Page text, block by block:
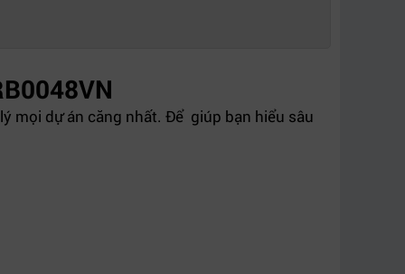
mọi dự án căng nhất. Để giúp bạn hiểu sâu